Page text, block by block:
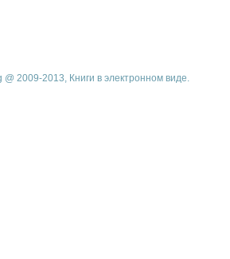
@ 2009-2013, Книги в электронном виде.